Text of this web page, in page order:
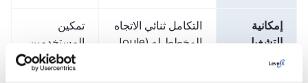
إمكانية
التشغيل
البيني لـ
التكامل ثنائي الاتجاه
المخطط له (Joule
تمكين
المستخدمين
من الوصول
إلى Joule